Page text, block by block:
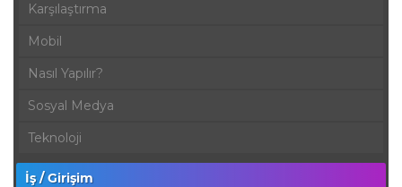
Karşılaştırma
Mobil
Nasıl Yapılır?
Sosyal Medya
Teknoloji
İş / Girişim